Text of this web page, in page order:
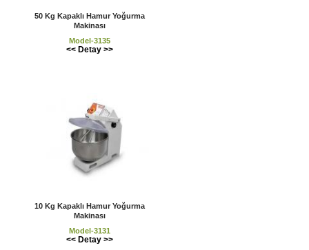
50 Kg Kapaklı Hamur Yoğurma
Makinası
Model-3135
<< Detay >>
10 Kg Kapaklı Hamur Yoğurma
Makinası
Model-3131
<< Detay >>